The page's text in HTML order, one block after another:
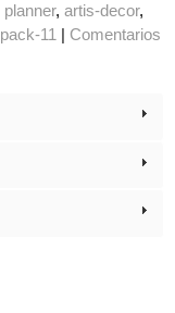
planner artis-decor
pack-11 Comentarios